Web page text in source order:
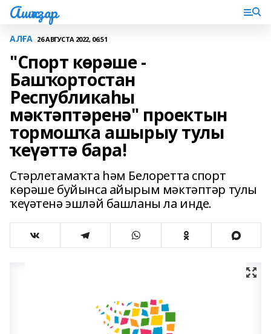
Ашҡаҙар
АЛҒА 26 АВГУСТА 2022, 06:51
"Спорт көрәше -
Башҡортостан
Республикаһы
мәктәптәренә" проектын
тормошҡа ашырыу тулы
ҡеүәттә бара!
Стәрлетамаҡта һәм Белоретта спорт
көрәше буйынса айырым мәктәптәр тулы
ҡеүәтенә эшләй башланы ла инде.